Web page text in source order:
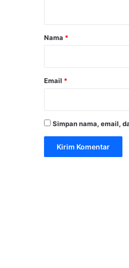
r
Nama *
Email *
Simpan nama, email,